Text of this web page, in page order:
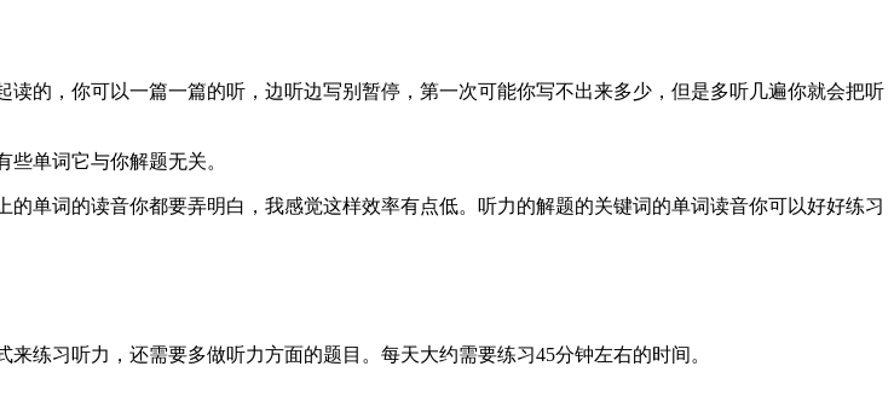
的，你可以一篇一篇的听，边听边写别暂停，第一次可能你写不出来多少，但是多听几遍你就会把听
单词它与你解题无关。
单词的读音你都要弄明白，我感觉这样效率有点低。听力的解题的关键词的单词读音你可以好好练习
练习听力，还需要多做听力方面的题目。每天大约需要练习45分钟左右的时间。